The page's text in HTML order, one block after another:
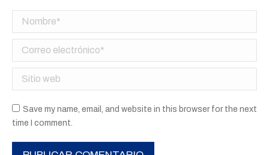
Nombre *
Correo electrónico *
Sitio web
Save my name, email, and website in this browser for the next
time I comment.